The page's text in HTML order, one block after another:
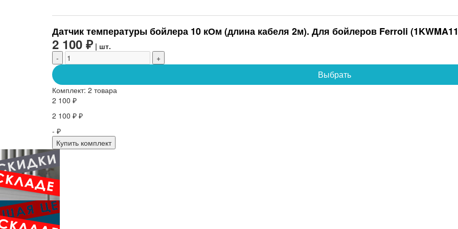
Датчик температуры бойлера 10 кОм (длина кабеля 2м). Для бойлеров Ferroli
2 100 ₽ | шт.
-
+
Выбрать
Комплект: 2 товара
2 100 ₽
2 100 ₽ ₽
- ₽
Купить комплект